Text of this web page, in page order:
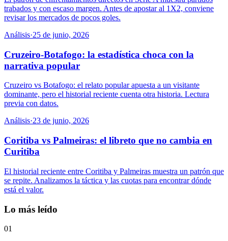
trabados y con escaso margen. Antes de apostar al 1X2, conviene
revisar los mercados de pocos goles.
Análisis·25 de junio, 2026
Cruzeiro-Botafogo: la estadística choca con la
narrativa popular
Cruzeiro vs Botafogo: el relato popular apuesta a un visitante
dominante, pero el historial reciente cuenta otra historia. Lectura
previa con datos.
Análisis·23 de junio, 2026
Coritiba vs Palmeiras: el libreto que no cambia en
Curitiba
El historial reciente entre Coritiba y Palmeiras muestra un patrón que
se repite. Analizamos la táctica y las cuotas para encontrar dónde
está el valor.
Lo más leído
01